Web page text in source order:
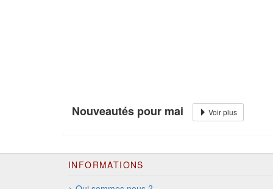
Nouveautés pour mai Voir plus
INFORMATIONS